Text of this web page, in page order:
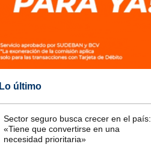
Lo último
Sector seguro busca crecer en el país:
«Tiene que convertirse en una
necesidad prioritaria»